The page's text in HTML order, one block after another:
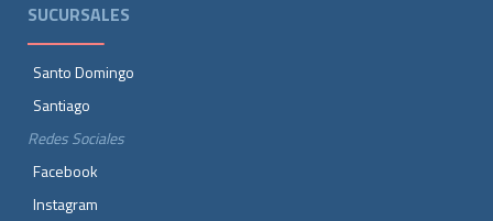
SUCURSALES
Santo Domingo
Santiago
Redes Sociales
Facebook
Instagram